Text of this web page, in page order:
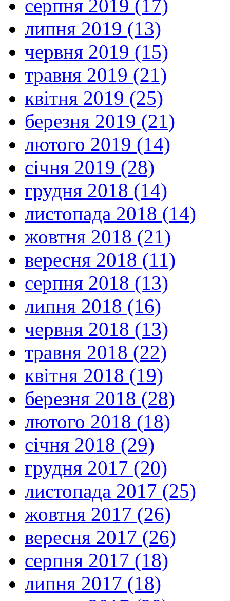
серпня 2019 (17)
липня 2019 (13)
червня 2019 (15)
травня 2019 (21)
квітня 2019 (25)
березня 2019 (21)
лютого 2019 (14)
січня 2019 (28)
грудня 2018 (14)
листопада 2018 (14)
жовтня 2018 (21)
вересня 2018 (11)
серпня 2018 (13)
липня 2018 (16)
червня 2018 (13)
травня 2018 (22)
квітня 2018 (19)
березня 2018 (28)
лютого 2018 (18)
січня 2018 (29)
грудня 2017 (20)
листопада 2017 (25)
жовтня 2017 (26)
вересня 2017 (26)
серпня 2017 (18)
липня 2017 (18)